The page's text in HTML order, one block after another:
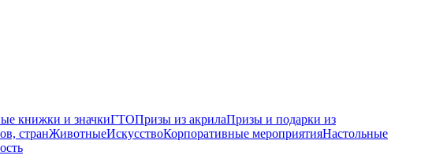
книжки и значкиГТОПризы из акрилаПризы и подарки из
странЖивотныеИскусствоКорпоративные мероприятияНастольные